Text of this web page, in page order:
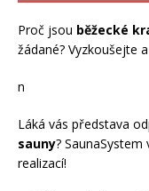
Proč jsou běžecké
žádané? Vyzkoušejte
n
Láká vás představa
sauny?
realizací!